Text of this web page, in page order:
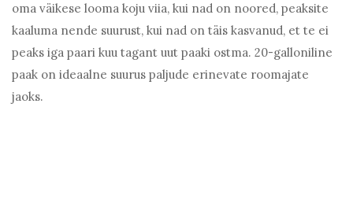
oma väikese looma koju viia, kui nad on noored, peaksite
kaaluma nende suurust, kui nad on täis kasvanud, et te ei
peaks iga paari kuu tagant uut paaki ostma. 20-galloniline
paak on ideaalne suurus paljude erinevate roomajate
jaoks.